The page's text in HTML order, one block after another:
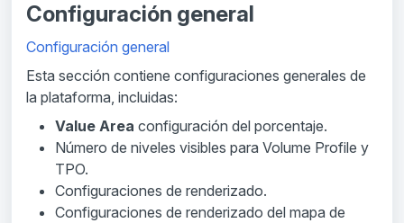
Configuración general
Configuración general
Esta sección contiene configuraciones generales de
la plataforma, incluidas:
Value Area configuración del porcentaje.
Número de niveles visibles para Volume Profile y
TPO.
Configuraciones de renderizado.
Configuraciones de renderizado del mapa de